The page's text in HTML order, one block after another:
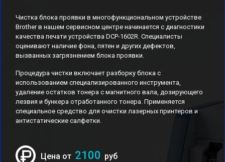
Чистка блока проявки в многофункциональном устройстве
Brother в нашем сервисном центре начинается с диагностики
качества печати устройства DCP-1602R. Специалисты
оценивают наличие фона, пятен и других дефектов,
вызванных загрязнением блока проявки.
Процедура чистки включает разборку блока с
использованием специализированного инструмента,
удаление остатков тонера с магнитного вала, дозирующего
лезвия и бункера отработанного тонера. Применяется
специальное средство для очистки лазерных принтеров и
антистатические салфетки.
Цена от 2100 руб